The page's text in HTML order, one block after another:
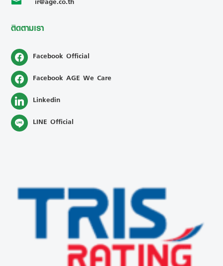
ติดตามเรา
Facebook Official
Facebook AGE We Care
Linkedin
LINE Official